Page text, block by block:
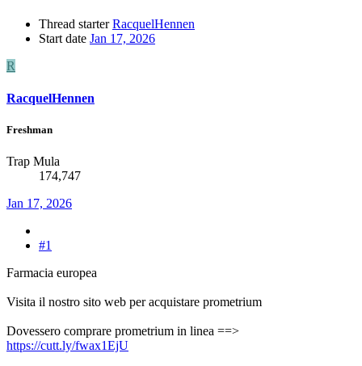
Thread starter RacquelHennen
Start date Jan 17, 2026
R
RacquelHennen
Freshman
Trap Mula
174,747
Jan 17, 2026
#1
Farmacia europea
Visita il nostro sito web per acquistare prometrium
Dovessero comprare prometrium in linea ==>
https://cutt.ly/fwax1EjU